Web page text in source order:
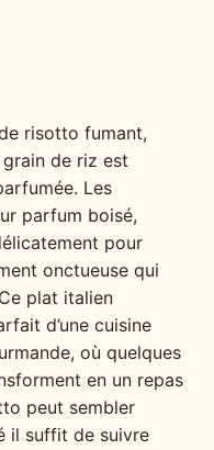
risotto fumant,
de riz est
Les
parfum boisé,
pour
onctueuse qui
plat italien
d’une cuisine
où quelques
en un repas
peut sembler
il suffit de suivre